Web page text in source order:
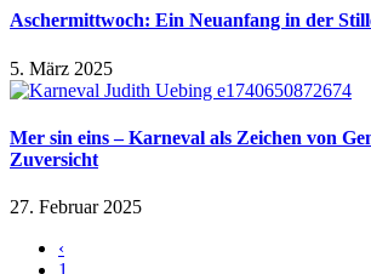
Aschermittwoch: Ein Neuanfang in der
5. März 2025
Mer sin eins – Karneval als Zeichen von
Zuversicht
27. Februar 2025
‹